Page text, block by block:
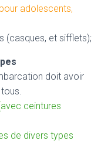
adolescents,
(casques, et sifflets);
doit avoir
ceintures
de divers types